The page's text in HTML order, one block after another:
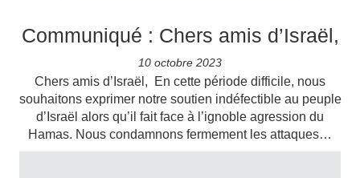
Communiqué : Chers amis d’Israël,
10 octobre 2023
Chers amis d’Israël, En cette période difficile, nous
souhaitons exprimer notre soutien indéfectible au peuple
d’Israël alors qu’il fait face à l’ignoble agression du
Hamas. Nous condamnons fermement les attaques…